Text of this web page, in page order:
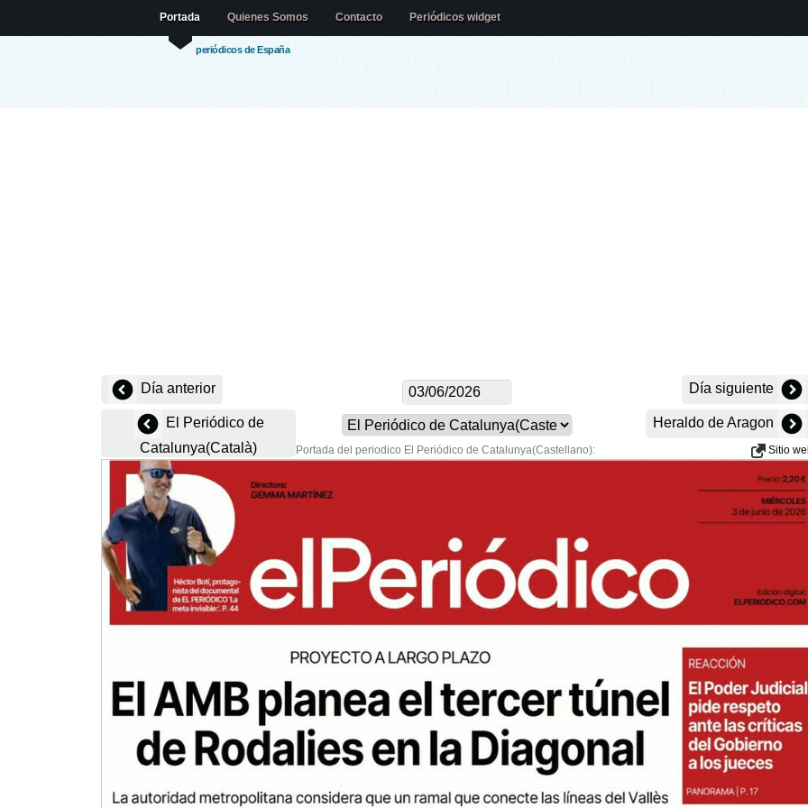
periódicos de España
Portada Quienes Somos Contacto Periódicos widget
Día anterior Día siguiente
El Periódico de
Catalunya(Català)
Heraldo de Aragon
Portada del periodico El Periódico de Catalunya(Castellano): Sitio